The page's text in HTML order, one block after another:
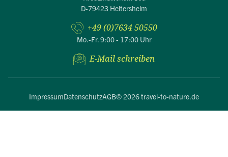
D-79423 Heitersheim
+49 (0)7634 50550
Mo.-Fr. 9:00 - 17:00 Uhr
E-Mail schreiben
ImpressumDatenschutzAGB© 2026 travel-to-nature.de